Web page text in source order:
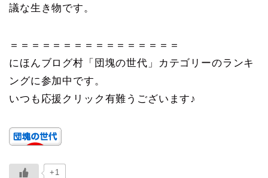
議な生き物です。
＝＝＝＝＝＝＝＝＝＝＝＝＝＝＝＝
にほんブログ村「団塊の世代」カテゴリーのランキ
ングに参加中です。
いつも応援クリック有難うございます♪
+1